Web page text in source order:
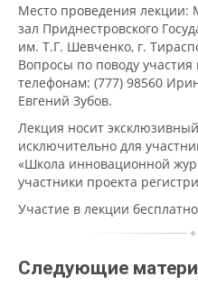
Место проведения
зал Приднестровского
им. Т.Г. Шевченко, г.
Вопросы по поводу
телефонам: (777) 98560
Евгений Зубов.
Лекция носит
исключительно для
«Школа инновационной
участники проекта
Участие в лекции
Следующие